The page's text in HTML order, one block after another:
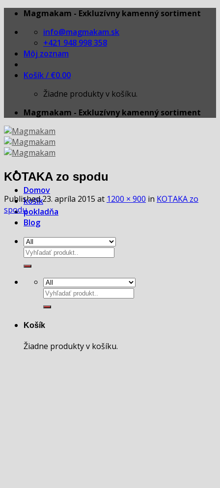
Skip
content
Magmakam - Exkluzívny kamenný sortiment
info@magmakam.sk
+421 948 998 358
Môj zoznam
Košík / €0.00
Žiadne produkty v košíku.
Magmakam - Exkluzívny kamenný sortiment
Domov
košík
pokladňa
Blog
Hľadať:
Hľadať:
Košík
Žiadne produkty v košíku.
KOTAKA zo spodu
Published23. apríla 2015 at 1200 × 900 in KOTAKA zo
spodu